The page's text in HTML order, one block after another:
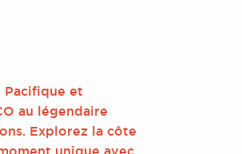
Pacifique et
au légendaire
Explorez la côte
unique avec